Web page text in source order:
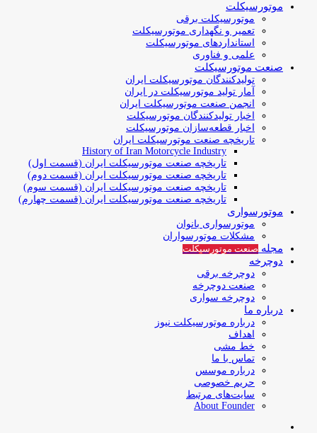
موتورسیکلت
موتورسیکلت برقی
تعمیر و نگهداری موتورسیکلت
استانداردهای موتورسیکلت
علمی و فناوری
صنعت موتورسیکلت
تولیدکنندگان موتورسیکلت ایران
آمار تولید موتورسیکلت در ایران
انجمن صنعت موتورسیکلت ایران
اخبار تولیدکنندگان موتورسیکلت
اخبار قطعه‌سازان موتورسیکلت
تاریخچه صنعت موتورسیکلت ایران
History of Iran Motorcycle Industry
تاریخچه صنعت موتورسیکلت ایران (قسمت اول)
تاریخچه صنعت موتورسیکلت ایران (قسمت دوم)
تاریخچه صنعت موتورسیکلت ایران (قسمت سوم)
تاریخچه صنعت موتورسیکلت ایران (قسمت چهارم)
موتورسواری
موتورسواری بانوان
مشکلات موتورسواران
مجله صنعت موتورسیکلت
دوچرخه
دوچرخه برقی
صنعت دوچرخه
دوچرخه سواری
درباره ما
درباره موتورسیکلت نیوز
اهداف
خط مشی
تماس با ما
درباره موسس
حریم خصوصی
سایت‌های مرتبط
About Founder